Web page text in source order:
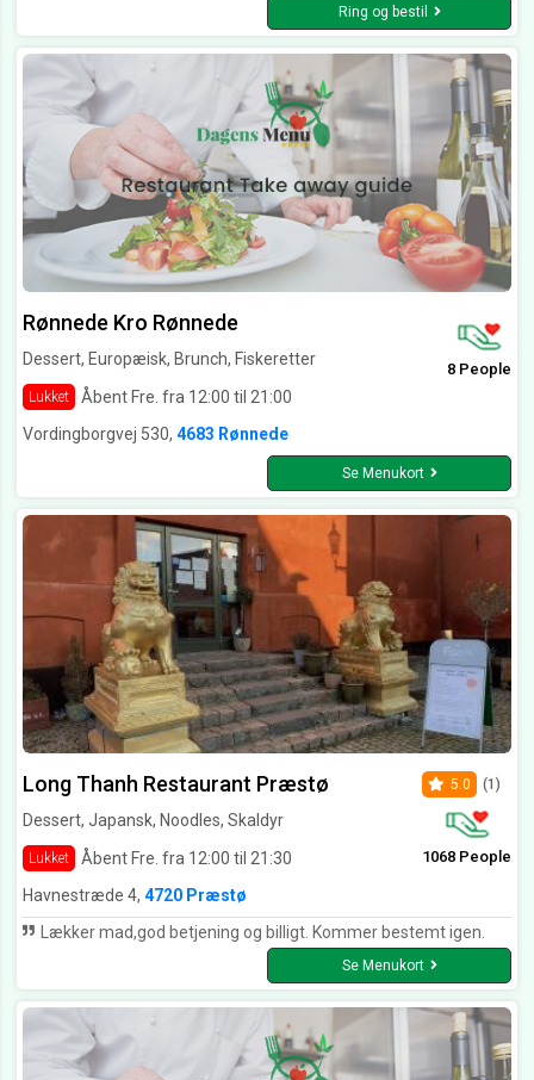
Ring og bestil
Rønnede Kro Rønnede
Dessert, Europæisk, Brunch, Fiskeretter
Lukket Åbent Fre. fra 12:00 til 21:00
8 People
Vordingborgvej 530, 4683 Rønnede
Se Menukort
Long Thanh Restaurant Præstø
Dessert, Japansk, Noodles, Skaldyr
Lukket Åbent Fre. fra 12:00 til 21:30
5.0 (1)
1068 People
Havnestræde 4, 4720 Præstø
Lækker mad,god betjening og billigt. Kommer bestemt igen.
Se Menukort